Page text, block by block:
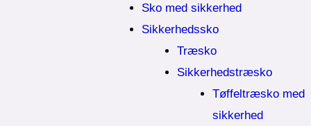
Sko med sikkerhed
Sikkerhedssko
Træsko
Sikkerhedstræsko
Tøffeltræsko med
sikkerhed